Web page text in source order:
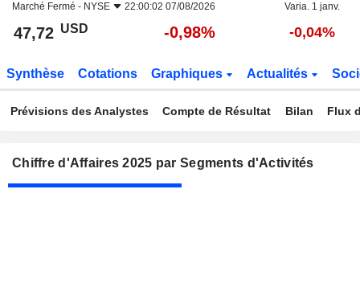
Marché Fermé - NYSE 22:00:02 07/08/2026 Varia. 1 janv.
47,72 USD -0,98% -0,04%
Synthèse Cotations Graphiques Actualités
Prévisions des Analystes Compte de Résultat Bilan Flux
Chiffre d'Affaires 2025 par Segments d'Activités